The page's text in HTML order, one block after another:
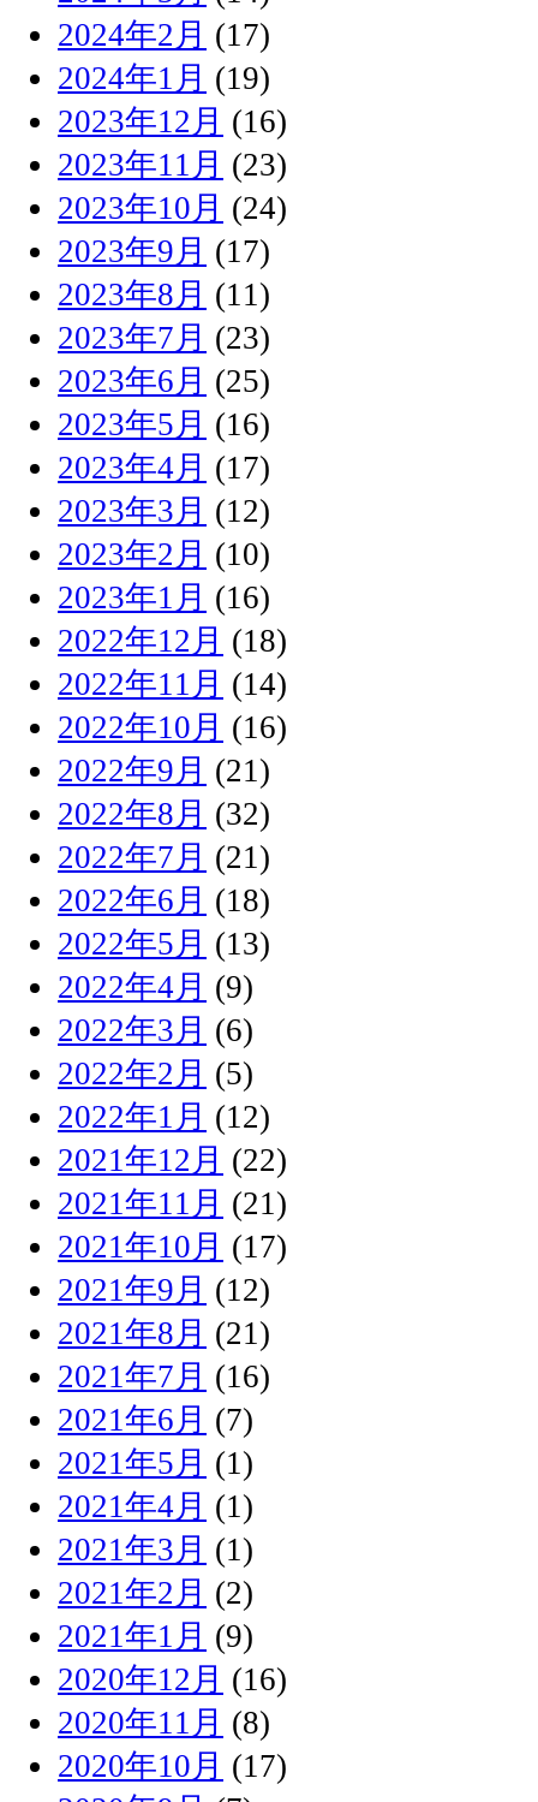
2024年2月 (17)
2024年1月 (19)
2023年12月 (16)
2023年11月 (23)
2023年10月 (24)
2023年9月 (17)
2023年8月 (11)
2023年7月 (23)
2023年6月 (25)
2023年5月 (16)
2023年4月 (17)
2023年3月 (12)
2023年2月 (10)
2023年1月 (16)
2022年12月 (18)
2022年11月 (14)
2022年10月 (16)
2022年9月 (21)
2022年8月 (32)
2022年7月 (21)
2022年6月 (18)
2022年5月 (13)
2022年4月 (9)
2022年3月 (6)
2022年2月 (5)
2022年1月 (12)
2021年12月 (22)
2021年11月 (21)
2021年10月 (17)
2021年9月 (12)
2021年8月 (21)
2021年7月 (16)
2021年6月 (7)
2021年5月 (1)
2021年4月 (1)
2021年3月 (1)
2021年2月 (2)
2021年1月 (9)
2020年12月 (16)
2020年11月 (8)
2020年10月 (17)